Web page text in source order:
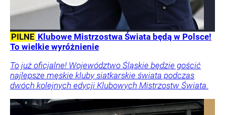
PILNE Klubowe Mistrzostwa Świata będą w Polsce!
To wielkie wyróżnienie
To już oficjalne! Województwo Śląskie będzie gościć
najlepsze męskie kluby siatkarskie świata podczas
dwóch kolejnych edycji Klubowych Mistrzostw Świata.